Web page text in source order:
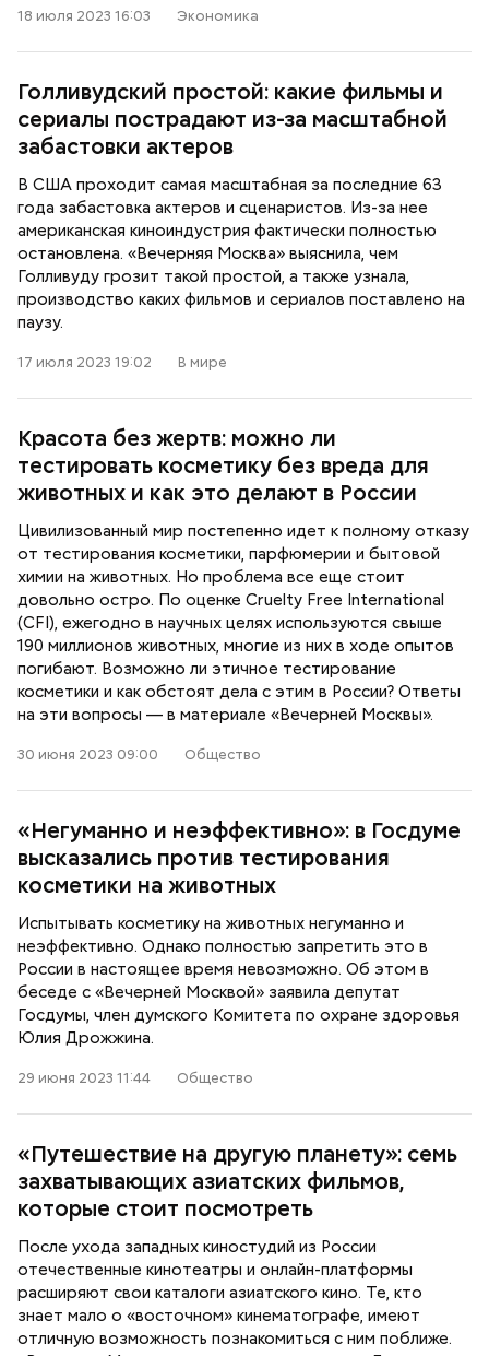
18 июля 2023 16:03 Экономика
Голливудский простой: какие фильмы и
сериалы пострадают из-за масштабной
забастовки актеров
В США проходит самая масштабная за последние 63
года забастовка актеров и сценаристов. Из-за нее
американская киноиндустрия фактически полностью
остановлена. «Вечерняя Москва» выяснила, чем
Голливуду грозит такой простой, а также узнала,
производство каких фильмов и сериалов поставлено на
паузу.
17 июля 2023 19:02 В мире
Красота без жертв: можно ли
тестировать косметику без вреда для
животных и как это делают в России
Цивилизованный мир постепенно идет к полному отказу
от тестирования косметики, парфюмерии и бытовой
химии на животных. Но проблема все еще стоит
довольно остро. По оценке Cruelty Free International
(CFI), ежегодно в научных целях используются свыше
190 миллионов животных, многие из них в ходе опытов
погибают. Возможно ли этичное тестирование
косметики и как обстоят дела с этим в России? Ответы
на эти вопросы — в материале «Вечерней Москвы».
30 июня 2023 09:00 Общество
«Негуманно и неэффективно»: в Госдуме
высказались против тестирования
косметики на животных
Испытывать косметику на животных негуманно и
неэффективно. Однако полностью запретить это в
России в настоящее время невозможно. Об этом в
беседе с «Вечерней Москвой» заявила депутат
Госдумы, член думского Комитета по охране здоровья
Юлия Дрожжина.
29 июня 2023 11:44 Общество
«Путешествие на другую планету»: семь
захватывающих азиатских фильмов,
которые стоит посмотреть
После ухода западных киностудий из России
отечественные кинотеатры и онлайн-платформы
расширяют свои каталоги азиатского кино. Те, кто
знает мало о «восточном» кинематографе, имеют
отличную возможность познакомиться с ним поближе.